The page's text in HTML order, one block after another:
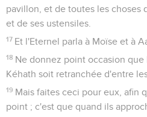
pavillon, et de toutes les choses
et de ses ustensiles.
17 Et l'Eternel parla à Moïse et à
18 Ne donnez point occasion que
Kéhath soit retranchée d'entre
19 Mais faites ceci pour eux, afin
point ; c'est que quand ils